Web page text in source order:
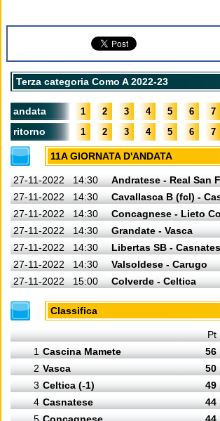
Terza categoria Como A 2022-23
andata 1 2 3 4 5 6 7
ritorno 1 2 3 4 5 6 7
11A GIORNATA D'ANDATA
27-11-2022 14:30
Andratese - Real San
27-11-2022
14:30
Cavallasca B (fcl) -
27-11-2022
14:30
Concagnese - Lieto
27-11-2022
14:30
Grandate - Vasca
27-11-2022
14:30
Libertas SB -
27-11-2022
14:30
Valsoldese - Carugo
27-11-2022
15:00 Colverde - Celtica
Classifica
Pt
1 Cascina Mamete 56
2 Vasca 50
3 Celtica (-1) 49
4 Casnatese 44